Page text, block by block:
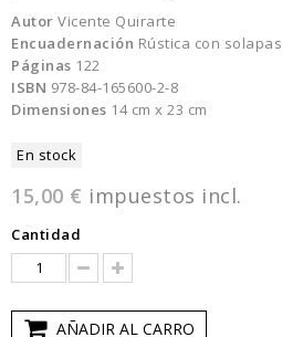
Autor Vicente Quirarte
Encuadernación Rústica con solapas
Páginas 122
ISBN 978-84-165600-2-8
Dimensiones 14 cm x 23 cm
En stock
15,00 € impuestos incl.
Cantidad
AÑADIR AL CARRO